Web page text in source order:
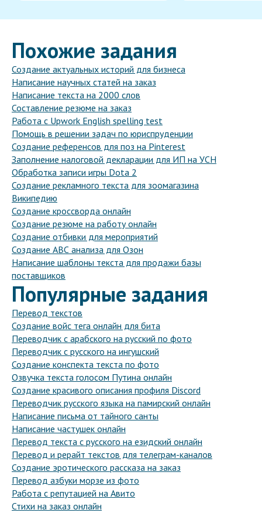
Похожие задания
Создание актуальных историй для бизнеса
Написание научных статей на заказ
Написание текста на 2000 слов
Составление резюме на заказ
Работа с Upwork English spelling test
Помощь в решении задач по юриспруденции
Создание референсов для поз на Pinterest
Заполнение налоговой декларации для ИП на УСН
Обработка записи игры Dota 2
Создание рекламного текста для зоомагазина
Википедию
Создание кроссворда онлайн
Создание резюме на работу онлайн
Создание отбивки для мероприятий
Создание АВС анализа для Озон
Написание шаблоны текста для продажи базы
поставщиков
Популярные задания
Перевод текстов
Создание войс тега онлайн для бита
Переводчик с арабского на русский по фото
Переводчик с русского на ингушский
Создание конспекта текста по фото
Озвучка текста голосом Путина онлайн
Создание красивого описания профиля Discord
Переводчик русского языка на памирский онлайн
Написание письма от тайного санты
Написание частушек онлайн
Перевод текста с русского на езидский онлайн
Перевод и рерайт текстов для телеграм-каналов
Создание эротического рассказа на заказ
Перевод азбуки морзе из фото
Работа с репутацией на Авито
Стихи на заказ онлайн